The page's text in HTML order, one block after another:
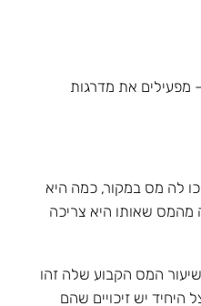
חייבת 175,000 – מפעילים את מדרגות
לה מס במקור, כמה היא
מהמס שאותו היא צריכה
המס הקבוע שלה זהו
יש זיכויים שהם